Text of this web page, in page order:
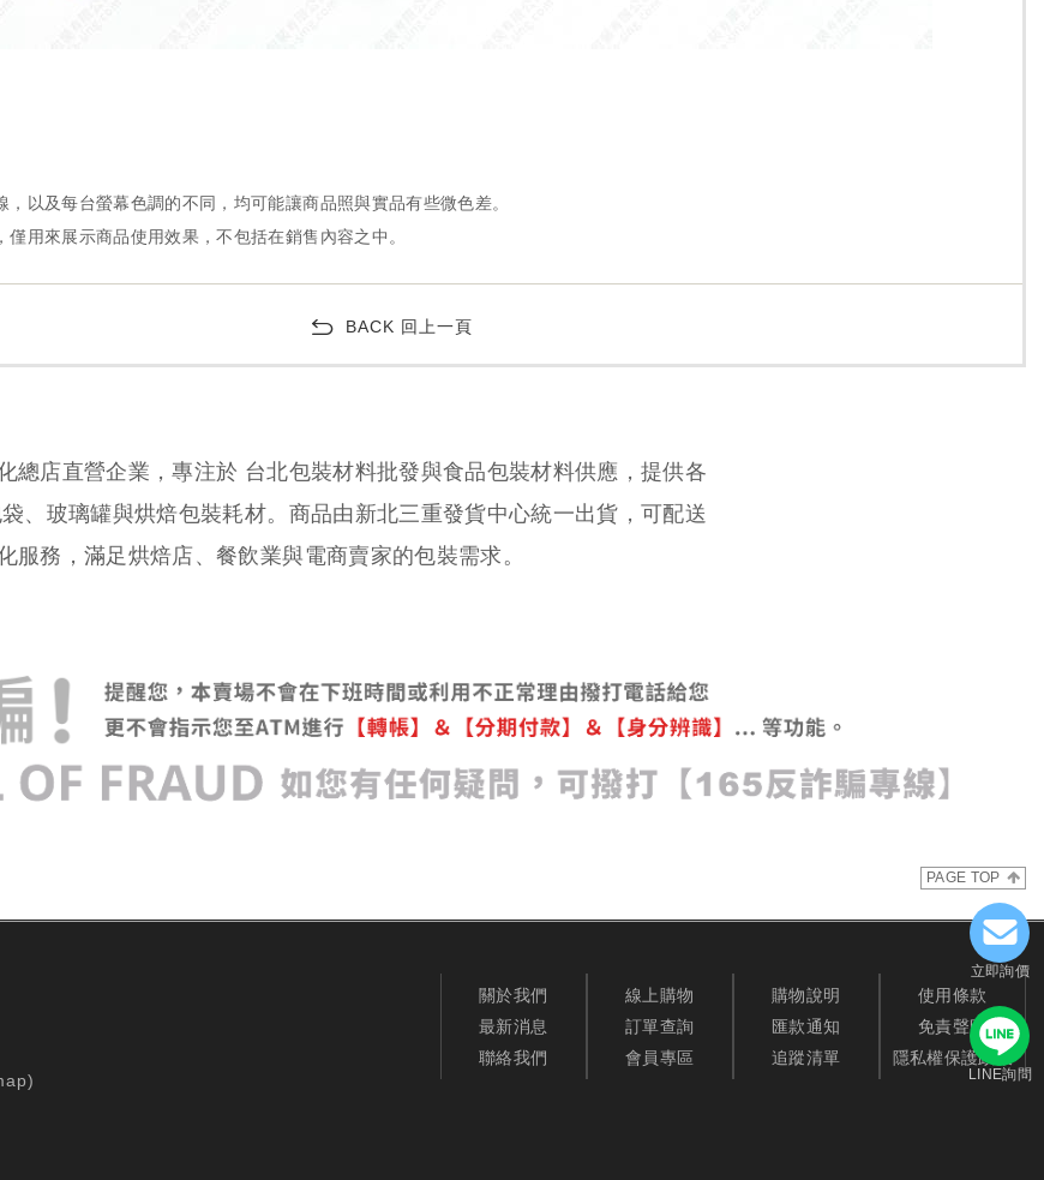
立即詢價
LINE詢問
BACK 回上一頁
總店直營企業，專注於 台北包裝材料批發與食品包裝材料供應，提供各
、玻璃罐與烘焙包裝耗材。商品由新北三重發貨中心統一出貨，可配送
服務，滿足烘焙店、餐飲業與電商賣家的包裝需求。
PAGE TOP
)
關於我們
最新消息
聯絡我們
線上購物
訂單查詢
會員專區
購物說明
匯款通知
追蹤清單
使用條款
免責聲明
隱私權保護政策